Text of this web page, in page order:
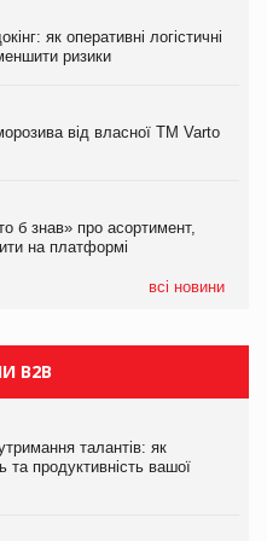
як оперативні логістичні
ризики
від власної ТМ Varto
б знав» про асортимент,
на платформі
всі новини
як оперативні логістичні
ризики
від власної ТМ Varto
б знав» про асортимент,
на платформі
півріччі
B2B
талантів: як
та продуктивність вашої